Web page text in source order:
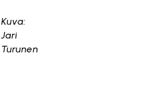
Kuva:
Jari
Turunen